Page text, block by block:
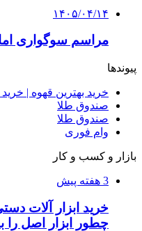
۱۴۰۵/۰۴/۱۴
مراسم سوگواری
پیوندها
خرید بهترین قهوه |
صندوق طلا
صندوق طلا
وام فوری
بازار و کسب و کار
3 هفته پیش
خرید ابزار آلات
چطور ابزار اصل را